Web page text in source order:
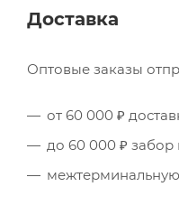
Доставка
Оптовые заказы
от 60 000 ₽
до 60 000 ₽ забор
межтерминальную